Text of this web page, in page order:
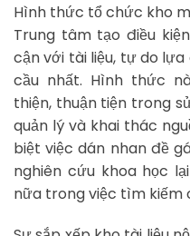
Hình thức tổ chức kho
Trung tâm tạo điều
cận với tài liệu, tự do
cầu nhất. Hình thức
thiện, thuận tiện trong
quản lý và khai thác
biệt việc dán nhan đề
nghiên cứu khoa học
nữa trong việc tìm kiếm